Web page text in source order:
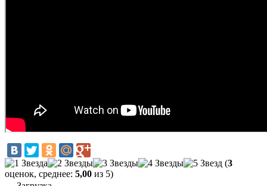
(3
оценок, среднее: 5,00 из 5)